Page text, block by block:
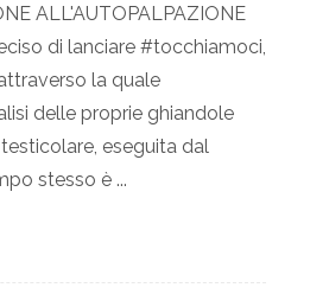
ALL'AUTOPALPAZIONE
di lanciare #tocchiamoci,
la quale
delle proprie ghiandole
eseguita dal
stesso è ...